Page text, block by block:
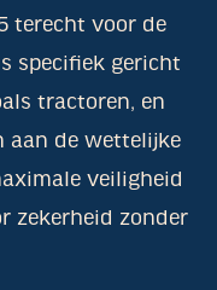
terecht voor de
specifiek gericht
tractoren, en
aan de wettelijke
veiligheid
zekerheid zonder